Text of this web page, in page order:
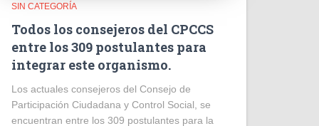
SIN CATEGORÍA
Todos los consejeros del CPCCS
entre los 309 postulantes para
integrar este organismo.
Los actuales consejeros del Consejo de
Participación Ciudadana y Control Social, se
encuentran entre los 309 postulantes para la